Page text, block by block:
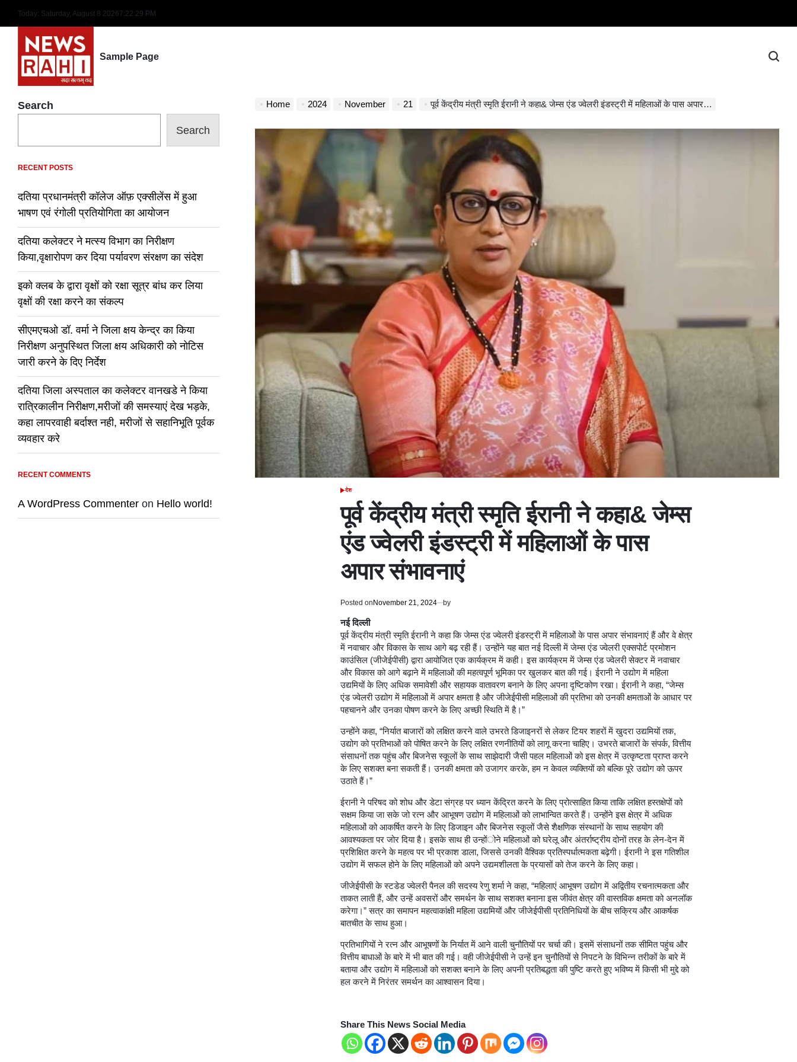
content
Today: Saturday, August 8 20267:22:30 PM
Sample Page
Home 2024 November 21 पूर्व केंद्रीय मंत्री स्मृति ईरानी ने कहा& जेम्स एंड ज्वेलरी इंडस्ट्री में महिलाओं के पास अपार संभावनाएं
POSTED
देश
पूर्व केंद्रीय मंत्री स्मृति ईरानी ने कहा& जेम्स
एंड ज्वेलरी इंडस्ट्री में महिलाओं के पास
अपार संभावनाएं
Posted on November 21, 2024 by
नई दिल्ली
पूर्व केंद्रीय मंत्री स्मृति ईरानी ने कहा कि जेम्स एंड ज्वेलरी इंडस्ट्री में महिलाओं के पास अपार संभावनाएं हैं और वे क्षेत्र
में नवाचार और विकास के साथ आगे बढ़ रही हैं। उन्होंने यह बात नई दिल्ली में जेम्स एंड ज्वेलरी एक्सपोर्ट प्रमोशन
काउंसिल (जीजेईपीसी) द्वारा आयोजित एक कार्यक्रम में कही। इस कार्यक्रम में जेम्स एंड ज्वेलरी सेक्टर में नवाचार
और विकास को आगे बढ़ाने में महिलाओं की महत्वपूर्ण भूमिका पर खुलकर बात की गई। ईरानी ने उद्योग में महिला
उद्यमियों के लिए अधिक समावेशी और सहायक वातावरण बनाने के लिए अपना दृष्टिकोण रखा। ईरानी ने कहा, “जेम्स
एंड ज्वेलरी उद्योग में महिलाओं में अपार क्षमता है और जीजेईपीसी महिलाओं की प्रतिभा को उनकी क्षमताओं के आधार पर
पहचानने और उनका पोषण करने के लिए अच्छी स्थिति में है।”
उन्होंने कहा, “निर्यात बाजारों को लक्षित करने वाले उभरते डिजाइनरों से लेकर टियर शहरों में खुदरा उद्यमियों तक,
उद्योग को प्रतिभाओं को पोषित करने के लिए लक्षित रणनीतियों को लागू करना चाहिए। उभरते बाजारों के संपर्क, वित्तीय
संसाधनों तक पहुंच और बिजनेस स्कूलों के साथ साझेदारी जैसी पहल महिलाओं को इस क्षेत्र में उत्कृष्टता प्राप्त करने
के लिए सशक्त बना सकती हैं। उनकी क्षमता को उजागर करके, हम न केवल व्यक्तियों को बल्कि पूरे उद्योग को ऊपर
उठाते हैं।”
ईरानी ने परिषद को शोध और डेटा संग्रह पर ध्यान केंद्रित करने के लिए प्रोत्साहित किया ताकि लक्षित हस्तक्षेपों को
सक्षम किया जा सके जो रत्न और आभूषण उद्योग में महिलाओं को लाभान्वित करते हैं। उन्होंने इस क्षेत्र में अधिक
महिलाओं को आकर्षित करने के लिए डिजाइन और बिजनेस स्कूलों जैसे शैक्षणिक संस्थानों के साथ सहयोग की
आवश्यकता पर जोर दिया है। इसके साथ ही उन्होंोने महिलाओं को घरेलू और अंतर्राष्ट्रीय दोनों तरह के लेन-देन में
प्रशिक्षित करने के महत्व पर भी प्रकाश डाला, जिससे उनकी वैश्विक प्रतिस्पर्धात्मकता बढ़ेगी। ईरानी ने इस गतिशील
उद्योग में सफल होने के लिए महिलाओं को अपने उद्यमशीलता के प्रयासों को तेज करने के लिए कहा।
जीजेईपीसी के स्टडेड ज्वेलरी पैनल की सदस्य रेणु शर्मा ने कहा, “महिलाएं आभूषण उद्योग में अद्वितीय रचनात्मकता और
ताकत लाती हैं, और उन्हें अवसरों और समर्थन के साथ सशक्त बनाना इस जीवंत क्षेत्र की वास्तविक क्षमता को अनलॉक
करेगा।” सत्र का समापन महत्वाकांक्षी महिला उद्यमियों और जीजेईपीसी प्रतिनिधियों के बीच सक्रिय और आकर्षक
बातचीत के साथ हुआ।
प्रतिभागियों ने रत्न और आभूषणों के निर्यात में आने वाली चुनौतियों पर चर्चा की। इसमें संसाधनों तक सीमित पहुंच और
वित्तीय बाधाओं के बारे में भी बात की गई। वही जीजेईपीसी ने उन्हें इन चुनौतियों से निपटने के विभिन्न तरीकों के बारे में
बताया और उद्योग में महिलाओं को सशक्त बनाने के लिए अपनी प्रतिबद्धता की पुष्टि करते हुए भविष्य में किसी भी मुद्दे को
हल करने में निरंतर समर्थन का आश्वासन दिया।
Share This News Social Media
Search
Search
RECENT POSTS
दतिया प्रधानमंत्री कॉलेज ऑफ़ एक्सीलेंस में हुआ
भाषण एवं रंगोली प्रतियोगिता का आयोजन
दतिया कलेक्टर ने मत्स्य विभाग का निरीक्षण
किया,वृक्षारोपण कर दिया पर्यावरण संरक्षण का संदेश
इको क्लब के द्वारा वृक्षों को रक्षा सूत्र बांध कर लिया
वृक्षों की रक्षा करने का संकल्प
सीएमएचओ डॉ. वर्मा ने जिला क्षय केन्द्र का किया
निरीक्षण अनुपस्थित जिला क्षय अधिकारी को नोटिस
जारी करने के दिए निर्देश
दतिया जिला अस्पताल का कलेक्टर वानखडे ने किया
रात्रिकालीन निरीक्षण,मरीजों की समस्याएं देख भड़के,
कहा लापरवाही बर्दाश्त नही, मरीजों से सहानिभूति पूर्वक
व्यवहार करे
RECENT COMMENTS
A WordPress Commenter on Hello world!